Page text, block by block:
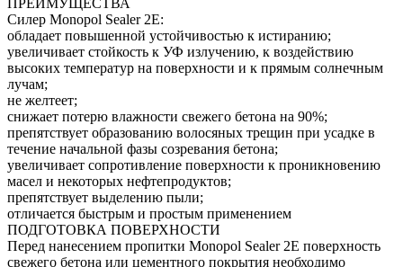
Силер Monopol Sealer 2E:
обладает повышенной устойчивостью к истиранию;
увеличивает cтойкость к УФ излучению, к воздействию
высоких температур на поверхности и к прямым солнечным
лучам;
не желтеет;
снижает потерю влажности свежего бетона на 90%;
препятствует образованию волосяных трещин при усадке в
течение начальной фазы созревания бетона;
увеличивает сопротивление поверхности к проникновению
масел и некоторых нефтепродуктов;
препятствует выделению пыли;
отличается быстрым и простым применением
ПОДГОТОВКА ПОВЕРХНОСТИ
Перед нанесением пропитки Monopol Sealer 2E поверхность
свежего бетона или цементного покрытия необходимо